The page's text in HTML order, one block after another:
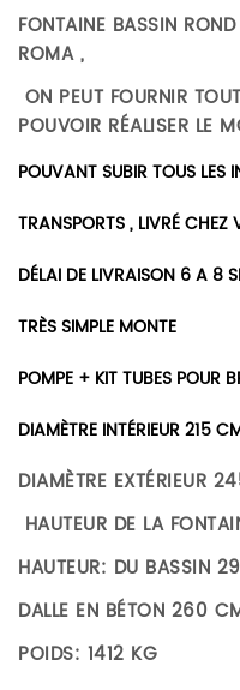
FONTAINE BASSIN
ROMA ,
ON PEUT FOURNIR
POUVOIR RÉALISER LE
POUVANT SUBIR TOUS LES
TRANSPORTS , LIVRÉ CHEZ
DÉLAI DE LIVRAISON 6 A 8
TRÈS SIMPLE MONTE
POMPE + KIT TUBES POUR
DIAMÈTRE INTÉRIEUR 215
DIAMÈTRE EXTÉRIEUR
HAUTEUR DE LA
HAUTEUR: DU BASSIN
DALLE EN BÉTON 260
POIDS: 1412 KG